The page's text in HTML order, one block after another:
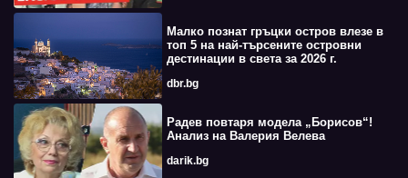
Малко познат гръцки остров влезе в
топ 5 на най-търсените островни
дестинации в света за 2026 г.
dbr.bg
Радев повтаря модела „Борисов“!
Анализ на Валерия Велева
darik.bg